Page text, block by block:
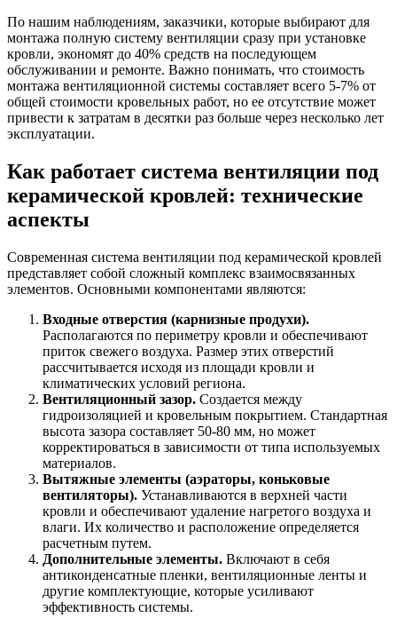
По нашим наблюдениям, заказчики, которые выбирают для
монтажа полную систему вентиляции сразу при установке
кровли, экономят до 40% средств на последующем
обслуживании и ремонте. Важно понимать, что стоимость
монтажа вентиляционной системы составляет всего 5-7% от
общей стоимости кровельных работ, но ее отсутствие может
привести к затратам в десятки раз больше через несколько лет
эксплуатации.
Как работает система вентиляции под
керамической кровлей: технические
аспекты
Современная система вентиляции под керамической кровлей
представляет собой сложный комплекс взаимосвязанных
элементов. Основными компонентами являются:
Входные отверстия (карнизные продухи).
Располагаются по периметру кровли и обеспечивают
приток свежего воздуха. Размер этих отверстий
рассчитывается исходя из площади кровли и
климатических условий региона.
Вентиляционный зазор. Создается между
гидроизоляцией и кровельным покрытием. Стандартная
высота зазора составляет 50-80 мм, но может
корректироваться в зависимости от типа используемых
материалов.
Вытяжные элементы (аэраторы, коньковые
вентиляторы). Устанавливаются в верхней части
кровли и обеспечивают удаление нагретого воздуха и
влаги. Их количество и расположение определяется
расчетным путем.
Дополнительные элементы. Включают в себя
антиконденсатные пленки, вентиляционные ленты и
другие комплектующие, которые усиливают
эффективность системы.